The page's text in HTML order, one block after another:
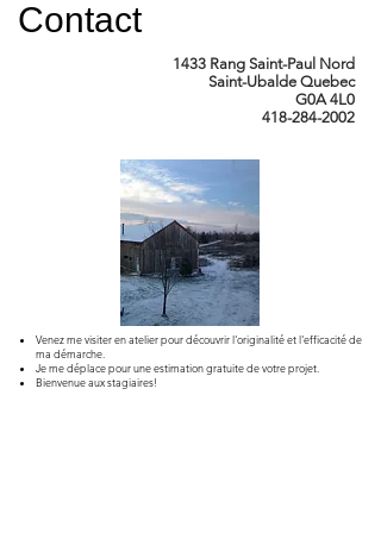
Contact
1433 Rang Saint-Paul Nord
Saint-Ubalde Quebec
G0A 4L0
418-284-2002
Venez me visiter en atelierpour découvrir l'originalité etl'efficacité de
ma démarche.
Je me déplace pour une estimationgratuite de votre projet.
Bienvenue aux stagiaires!